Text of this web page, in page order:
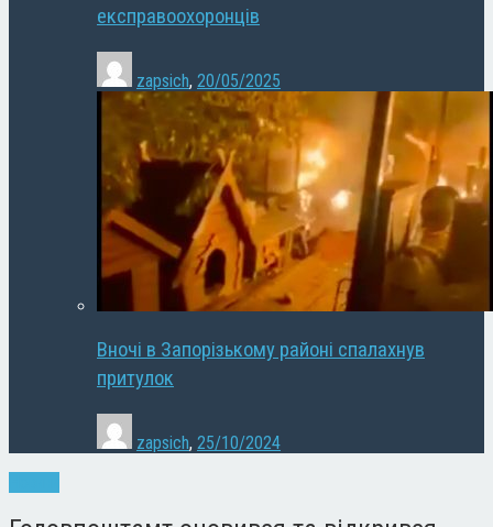
експравоохоронців
zapsich, 20/05/2025
Вночі в Запорізькому районі спалахнув
притулок
zapsich, 25/10/2024